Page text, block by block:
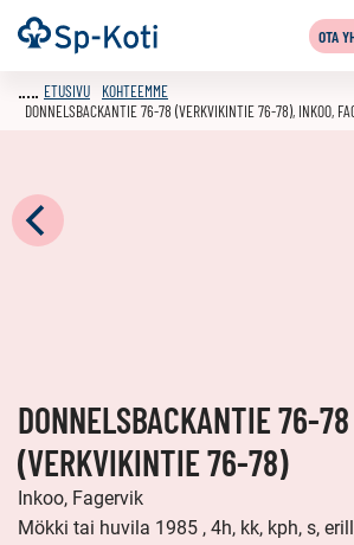
Siirry
sisältöön
Etusivu OTA
ETUSIVU
KOHTEEMME
DONNELSBACKANTIE 76-78 (VERKVIKINTIE 76-78), INKOO,
DONNELSBACKANTIE 76-78
(VERKVIKINTIE 76-78)
Inkoo, Fagervik
Mökki tai huvila 1985 , 4h, kk, kph, s,